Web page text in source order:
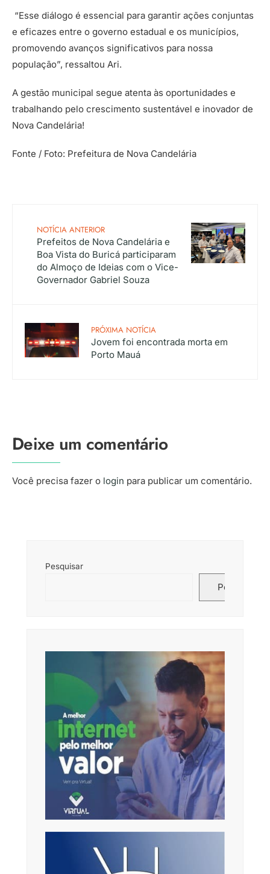
“Esse diálogo é essencial para garantir ações conjuntas
e eficazes entre o governo estadual e os municípios,
promovendo avanços significativos para nossa
população”, ressaltou Ari.
A gestão municipal segue atenta às oportunidades e
trabalhando pelo crescimento sustentável e inovador de
Nova Candelária!
Fonte / Foto: Prefeitura de Nova Candelária
NOTÍCIA ANTERIOR
Prefeitos de Nova Candelária e
Boa Vista do Buricá participaram
do Almoço de Ideias com o Vice-
Governador Gabriel Souza
PRÓXIMA NOTÍCIA
Jovem foi encontrada morta em
Porto Mauá
Deixe um comentário
Você precisa fazer o login para publicar um comentário.
Pesquisar
Pesquisar